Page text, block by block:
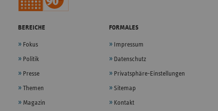
BEREICHE
Fokus
Politik
Presse
Themen
Magazin
FORMALES
Impressum
Datenschutz
Privatsphäre-Einstellungen
Sitemap
Kontakt